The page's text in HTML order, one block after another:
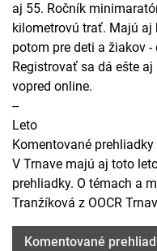
aj 55. Ročník
kilometrovú trať. Majú aj
potom pre deti a žiakov
Registrovať sa dá ešte
vopred online.
--
Leto
Komentované prehliadky
V Trnave majú aj toto
prehliadky. O témach a
Tranžíková z OOCR
Komentované